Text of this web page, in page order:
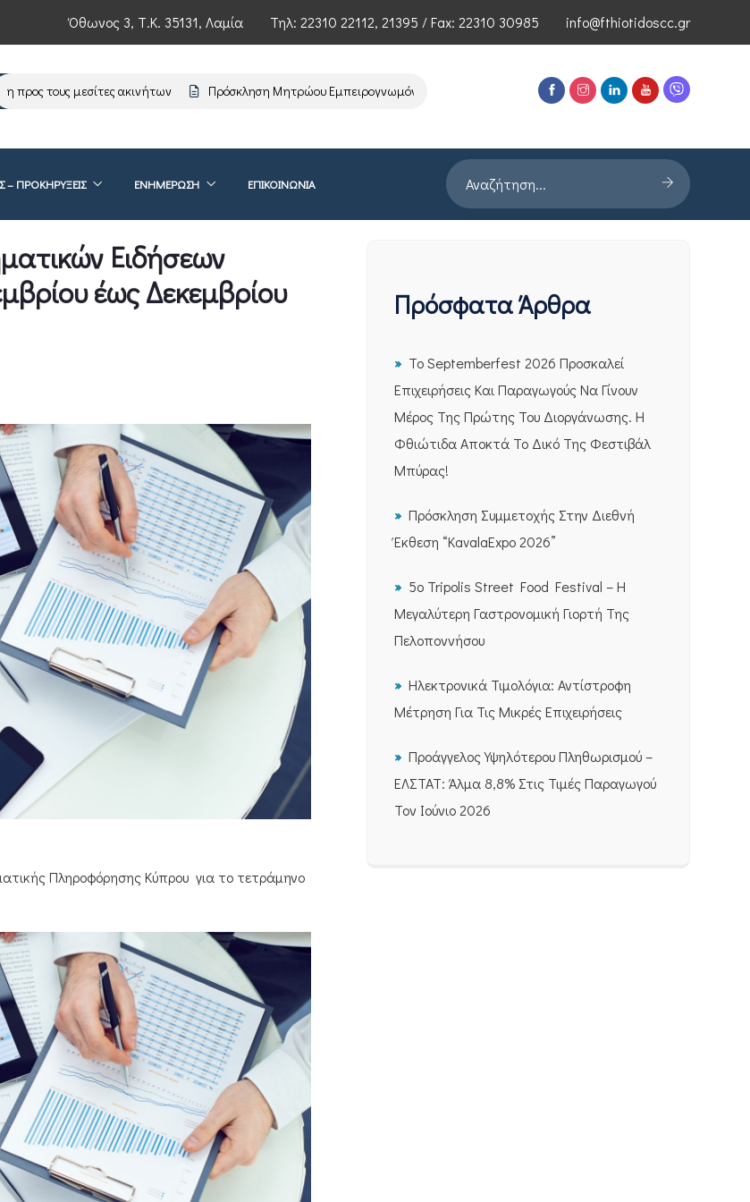
Όθωνος 3, Τ.Κ. 35131, Λαμία Τηλ: 22310 22112, 21395 / Fax: 22310 30985 info@fthiotidoscc.gr
τους μεσίτες ακινήτων Πρόσκληση Μητρώου Εμπειρογνωμόνων Τεχνολογιών Αιχμής του ΕΦΕΠΑΕ Παρουσίαση Έρευνας
– ΠΡΟΚΗΡΥΞΕΙΣ ΕΝΗΜΈΡΩΣΗ ΕΠΙΚΟΙΝΩΝΊΑ
Ειδήσεων
έως Δεκεμβρίου
Πληροφόρησης Κύπρου για το τετράμηνο
Πρόσφατα Άρθρα
Το Septemberfest 2026 Προσκαλεί
Επιχειρήσεις Και Παραγωγούς Να Γίνουν
Μέρος Της Πρώτης Του Διοργάνωσης. Η
Φθιώτιδα Αποκτά Το Δικό Της Φεστιβάλ
Μπύρας!
Πρόσκληση Συμμετοχής Στην Διεθνή
Έκθεση “KavalaExpo 2026”
5ο Tripolis Street Food Festival – Η
Μεγαλύτερη Γαστρονομική Γιορτή Της
Πελοποννήσου
Ηλεκτρονικά Τιμολόγια: Αντίστροφη
Μέτρηση Για Τις Μικρές Επιχειρήσεις
Προάγγελος Υψηλότερου Πληθωρισμού –
ΕΛΣΤΑΤ: Άλμα 8,8% Στις Τιμές Παραγωγού
Τον Ιούνιο 2026